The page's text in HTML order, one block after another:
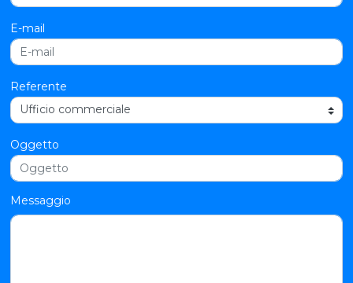
E-mail
Referente
Oggetto
Messaggio